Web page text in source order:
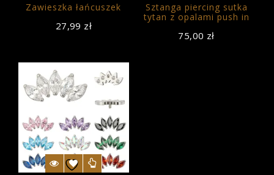
Zawieszka łańcuszek
27,99 zł
Sztanga piercing sutka
tytan z opalami push in
75,00 zł